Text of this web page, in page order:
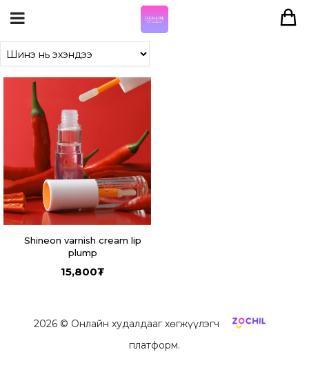
Shineon varnish cream lip
plump
15,800₮
2026© Онлайн худалдааг хөгжүүлэгч
платформ.